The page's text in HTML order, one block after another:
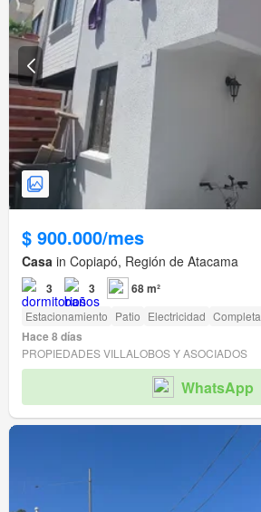
$ 900.000/mes
Casa in Copiapó, Región de Atacama
3 3 68 m²
Estacionamiento Patio Electricidad
Hace 8 días
PROPIEDADES VILLALOBOS Y ASOCIADOS
WhatsApp